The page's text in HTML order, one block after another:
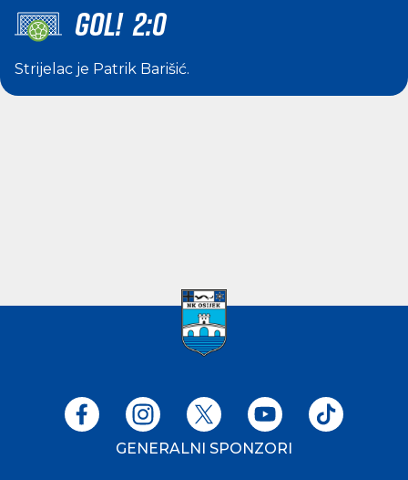
GOL! 2:0
Strijelac je Patrik Barišić.
GENERALNI SPONZORI